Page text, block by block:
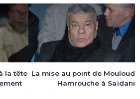
la tête La mise au point de Mouloud
Hamrouche à Saïdani